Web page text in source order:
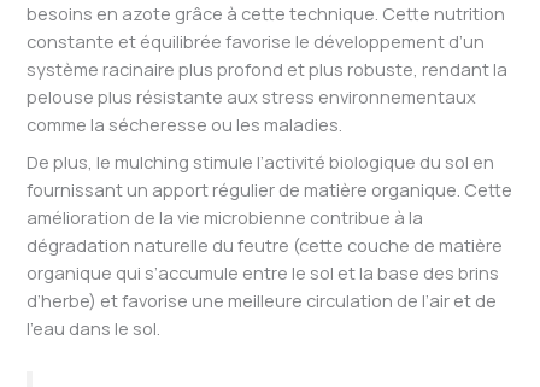
besoins en azote grâce à cette technique. Cette nutrition
constante et équilibrée favorise le développement d’un
système racinaire plus profond et plus robuste, rendant la
pelouse plus résistante aux stress environnementaux
comme la sécheresse ou les maladies.
De plus, le mulching stimule l’activité biologique du sol en
fournissant un apport régulier de matière organique. Cette
amélioration de la vie microbienne contribue à la
dégradation naturelle du feutre (cette couche de matière
organique qui s’accumule entre le sol et la base des brins
d’herbe) et favorise une meilleure circulation de l’air et de
l’eau dans le sol.